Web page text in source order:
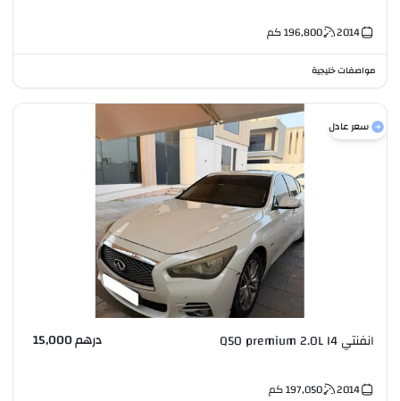
2014
196,800كم
مواصفات خليجية
سعر عادل
انفنتي Q50 premium 2.0L I4 درهم 15,000
2014
197,050كم